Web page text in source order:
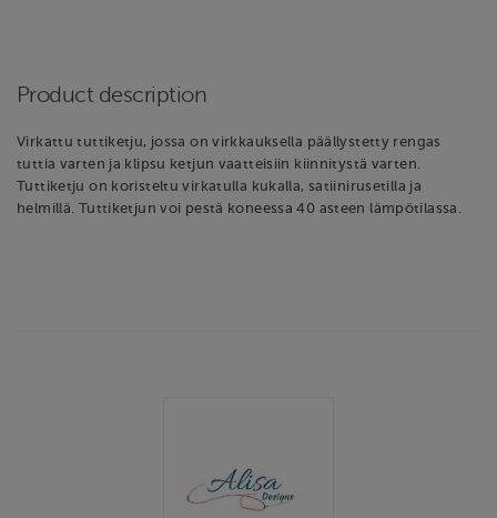
Product description
Virkattu tuttiketju, jossa on virkkauksella päällystetty rengas
tuttia varten ja klipsu ketjun vaatteisiin kiinnitystä varten.
Tuttiketju on koristeltu virkatulla kukalla, satiinirusetilla ja
helmillä. Tuttiketjun voi pestä koneessa 40 asteen lämpötilassa.